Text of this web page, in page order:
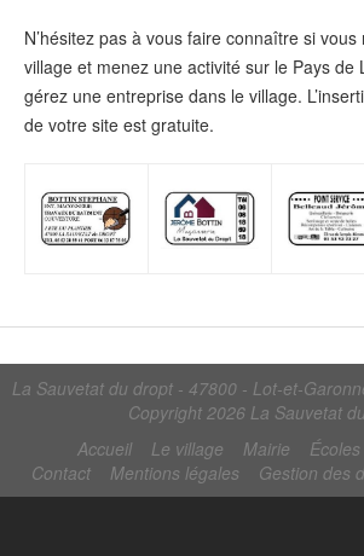
N’hésitez pas à vous faire connaître si
village et menez une activité sur le Pays de
gérez une entreprise dans le village.
de votre site est gratuite.
La Sauvetat du dropt - 47800 - Lot-et-
Copyright 2026 La Sauvetat
Accueil
Le village Mairie Écoles
Contact
Mentions légales Gestion des